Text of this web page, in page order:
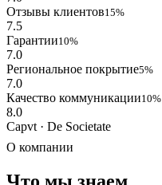
Отзывы клиентов15%
7.5
Гарантии10%
7.0
Региональное покрытие5%
7.0
Качество коммуникации10%
8.0
Capvt · De Societate
О компании
Что мы знаем